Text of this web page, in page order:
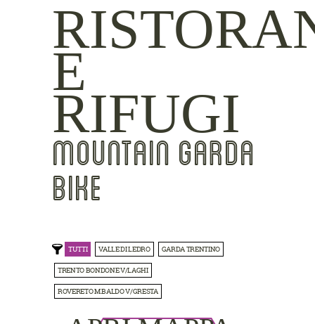
E
RIFUGI
MOUNTAIN GARDA
BIKE
TUTTI VALLE DI LEDRO GARDA TRENTINO
TRENTO BONDONE V/LAGHI
ROVERETO M.BALDO V/GRESTA